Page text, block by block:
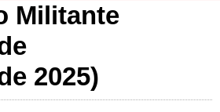
Militante
2025)